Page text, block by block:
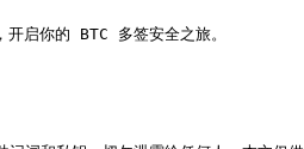
你的 BTC 多签安全之旅。